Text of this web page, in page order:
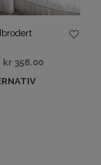
kr 358.00